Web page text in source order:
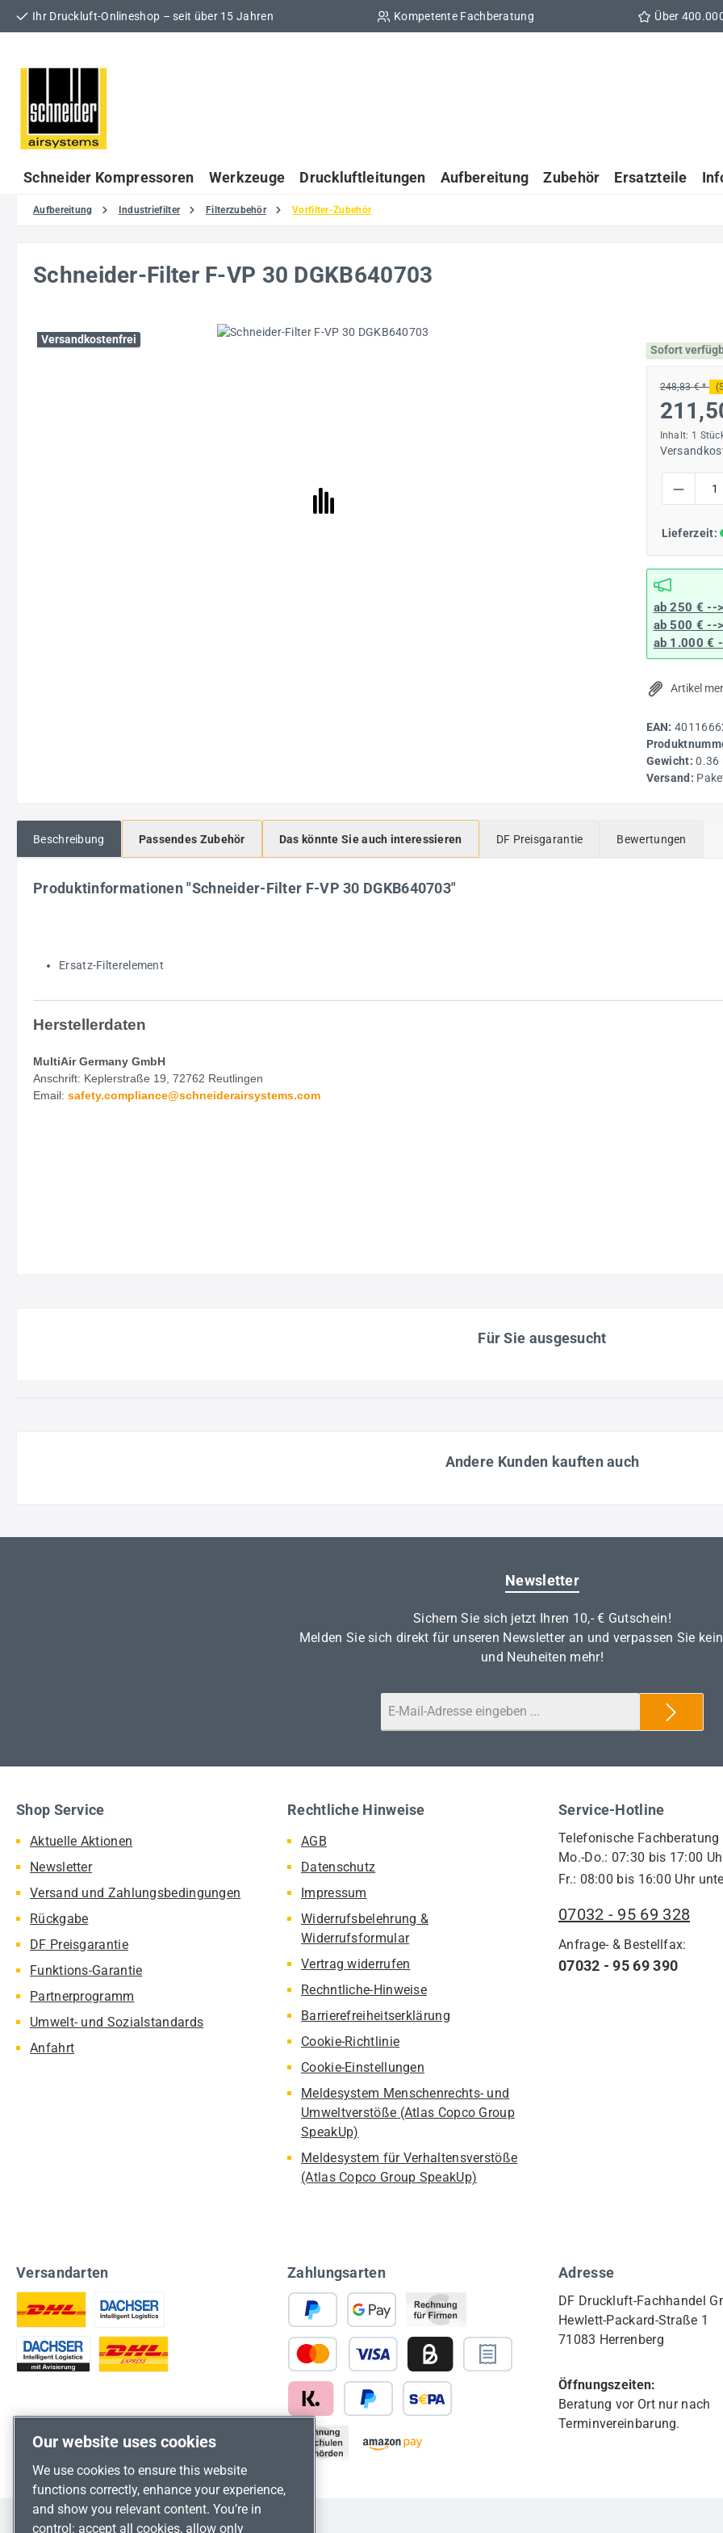
Hauptinhalt springen
Zur Suche springen
Zur Hauptnavigation springen
Ihr Druckluft-Onlineshop – seit über 15 Jahren Kompetente Fachberatung Über
Schneider Kompressoren Werkzeuge Druckluftleitungen Aufbereitung Zubehör Ersatzteile
Aufbereitung Industriefilter Filterzubehör Vorfilter-Zubehör
Schneider-Filter F-VP 30 DGKB640703
Bildergalerie überspringen
Versandkostenfrei
Sofort
248,83 € *
Inhalt: 1
Lieferzeit:
ab 250 € --
ab 500 € --
ab 1.000 €
Artikel
EAN:
Gewicht:0.36
Versand:
Beschreibung Passendes Zubehör Das könnte Sie auch interessieren DF Preisgarantie Bewertungen
Produktinformationen "Schneider-Filter F-VP 30 DGKB640703"
Ersatz-Filterelement
Herstellerdaten
MultiAir Germany GmbH
Anschrift: Keplerstraße 19, 72762 Reutlingen
Email: safety.compliance@schneiderairsystems.com
Für Sie ausgesucht
Andere Kunden kauften auch
Newsletter
Sichern Sie sich jetzt Ihren 10,- € Gutschein!
Melden Sie sich direkt für unseren Newsletter an und verpassen Sie
und Neuheiten mehr!
Service-Hotline
Telefonische Fachberatung
Mo.-Do.: 07:30 bis 17:00
Fr.: 08:00 bis 16:00 Uhr
07032 - 95 69 328
Anfrage- & Bestellfax:
07032 - 95 69 390
Shop Service
Aktuelle Aktionen
Newsletter
Versand und Zahlungsbedingungen
Rückgabe
DF Preisgarantie
Funktions-Garantie
Partnerprogramm
Umwelt- und Sozialstandards
Anfahrt
Rechtliche Hinweise
AGB
Datenschutz
Impressum
Widerrufsbelehrung &
Widerrufsformular
Vertrag widerrufen
Rechntliche-Hinweise
Barrierefreiheitserklärung
Cookie-Richtlinie
Cookie-Einstellungen
Meldesystem Menschenrechts- und
Umweltverstöße (Atlas Copco Group
SpeakUp)
Meldesystem für Verhaltensverstöße
(Atlas Copco Group SpeakUp)
Versandarten Zahlungsarten Adresse
DF Druckluft-Fachhandel
Hewlett-Packard-Straße 1
71083 Herrenberg
Öffnungszeiten:
Beratung vor Ort nur nach
Terminvereinbarung.
Our website uses cookies
We use cookies to ensure this website
functions correctly, enhance your experience,
and show you relevant content. You’re in
control: accept all cookies, allow only